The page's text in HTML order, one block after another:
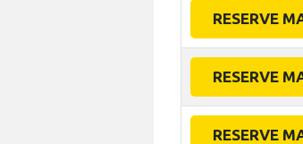
RESERVE
RESERVE
RESERVE